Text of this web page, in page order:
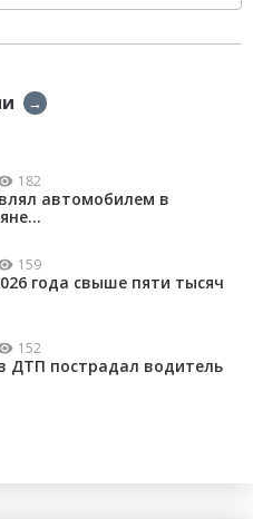
→
182
автомобилем в
159
года свыше пяти тысяч
152
ДТП пострадал водитель